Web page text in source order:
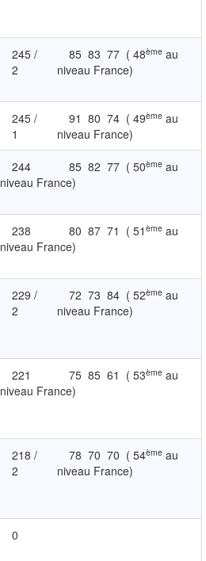
245 /
2
85 83 77 ( 48ème au
niveau France)
245 /
1
91 80 74 ( 49ème au
niveau France)
244 85 82 77 ( 50ème au
niveau France)
238 80 87 71 ( 51ème au
niveau France)
229 /
2
72 73 84 ( 52ème au
niveau France)
221 75 85 61 ( 53ème au
niveau France)
218 /
2
78 70 70 ( 54ème au
niveau France)
0